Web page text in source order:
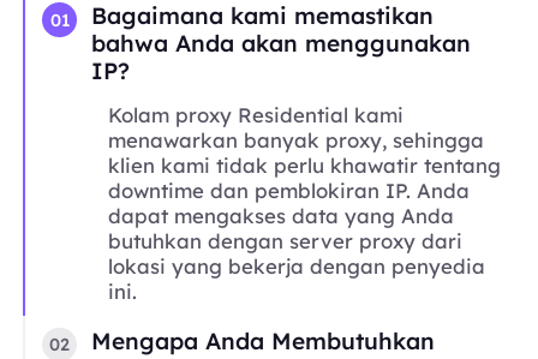
01
Bagaimana kami memastikan
bahwa Anda akan menggunakan
IP?
Kolam proxy Residential kami
menawarkan banyak proxy, sehingga
klien kami tidak perlu khawatir tentang
downtime dan pemblokiran IP. Anda
dapat mengakses data yang Anda
butuhkan dengan server proxy dari
lokasi yang bekerja dengan penyedia
ini.
02
Mengapa Anda Membutuhkan